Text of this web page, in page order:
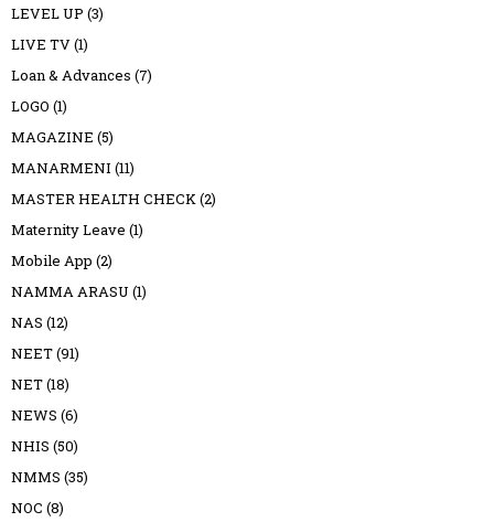
LEVEL UP (3)
LIVE TV(1)
Loan & Advances (7)
LOGO (1)
MAGAZINE (5)
MANARMENI (11)
MASTER HEALTH CHECK(2)
Maternity Leave (1)
Mobile App (2)
NAMMA ARASU (1)
NAS (12)
NEET(91)
NET(18)
NEWS (6)
NHIS (50)
NMMS (35)
NOC (8)